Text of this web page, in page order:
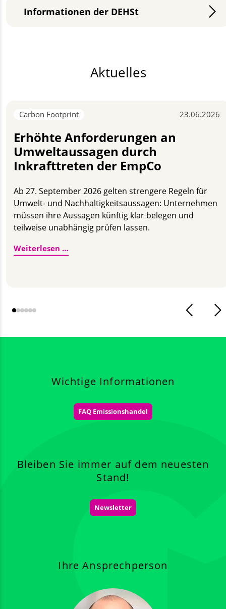
Informationen der DEHSt
Aktuelles
Carbon Footprint 23.06.2026
Erhöhte Anforderungen an
Umweltaussagen durch
Inkrafttreten der EmpCo
Ab 27. September 2026 gelten strengere Regeln für
Umwelt- und Nachhaltigkeitsaussagen: Unternehmen
müssen ihre Aussagen künftig klar belegen und
teilweise unabhängig prüfen lassen.
Weiterlesen …
Wichtige Informationen
FAQ Emissionshandel
Bleiben Sie immer auf dem neuesten
Stand!
Newsletter
Ihre Ansprechperson